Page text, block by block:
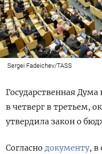
Sergei Fadeichev/TASS
Государственная
в четверг в третьем,
утвердила закон о
Согласно документу, в